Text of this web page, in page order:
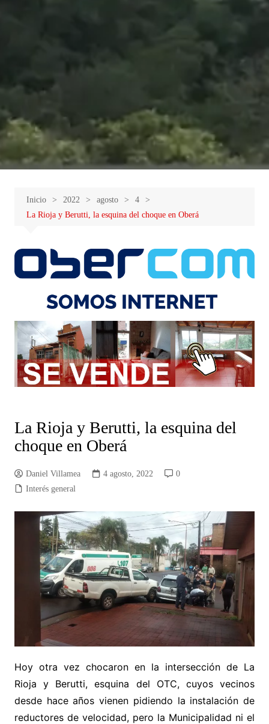
Inicio 2022 agosto
4
La Rioja y Berutti, la esquina del choque en Oberá
La Rioja y Berutti, la esquina del
choque en Oberá
Daniel Villamea 4 agosto, 2022
0
Interés general
Hoy otra vez chocaron en la intersección de La
Rioja y Berutti, esquina del OTC, cuyos vecinos
desde hace años vienen pidiendo la instalación de
reductores de velocidad, pero la Municipalidad ni el